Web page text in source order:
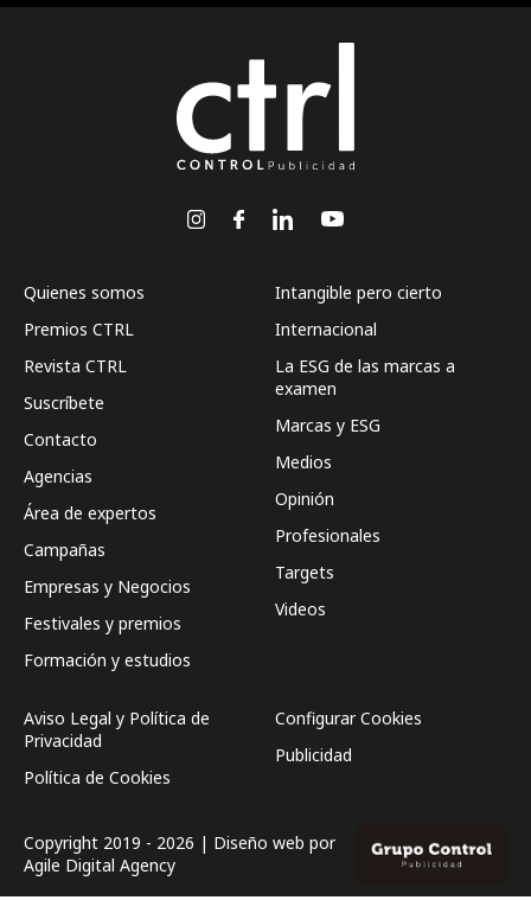
Quienes somos
Premios CTRL
Revista CTRL
Suscríbete
Contacto
Agencias
Área de expertos
Campañas
Empresas y Negocios
Festivales y premios
Formación y estudios
Intangible pero cierto
Internacional
La ESG de las marcas a
examen
Marcas y ESG
Medios
Opinión
Profesionales
Targets
Videos
Aviso Legal y Política de
Privacidad
Política de Cookies
Configurar Cookies
Publicidad
Copyright 2019 - 2026 | Diseño web por
Agile Digital Agency